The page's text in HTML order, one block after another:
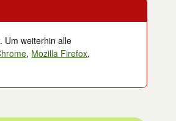
Um weiterhin alle
, Mozilla Firefox,